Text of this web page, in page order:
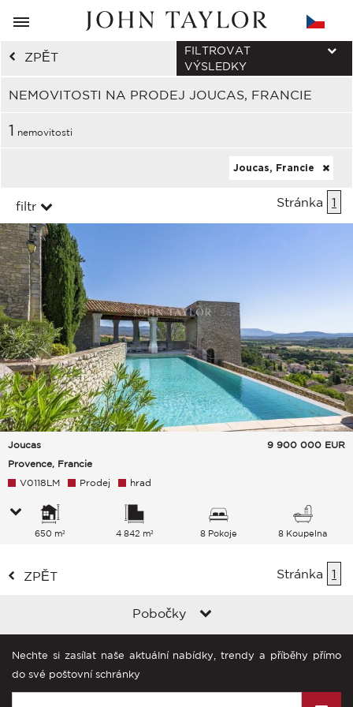
ZPĚT
NEMOVITOSTI NA PRODEJ JOUCAS, FRANCIE
FILTROVAT
VÝSLEDKY
1 nemovitosti
Joucas, Francie
filtr Stránka 1
Joucas
Provence, Francie
9 900 000 EUR
V0118LM Prodej hrad
650 m² 4 842 m² 8 Pokoje 8 Koupelna
ZPĚT Stránka 1
Pobočky
Nechte si zasílat naše aktuální nabídky, trendy a příběhy přímo
do své poštovní schránky